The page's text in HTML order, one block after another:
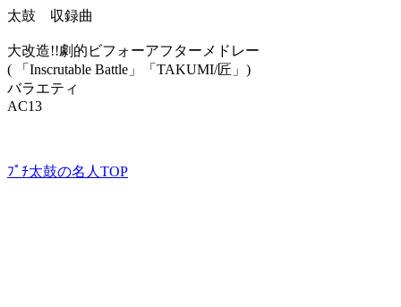
太鼓 収録曲
大改造!!劇的ビフォーアフターメドレー
( 「Inscrutable Battle」「TAKUMI/匠」)
バラエティ
AC13
ﾌﾟﾁ太鼓の名人TOP